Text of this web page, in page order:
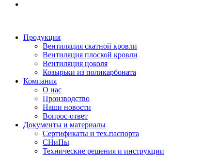
Продукция
Вентиляция скатной кровли
Вентиляция плоской кровли
Вентиляция цоколя
Козырьки из поликарбоната
Компания
О нас
Производство
Наши новости
Вопрос-ответ
Документы и материалы
Сертификаты и тех.паспорта
СНиПы
Технические решения и инструкции